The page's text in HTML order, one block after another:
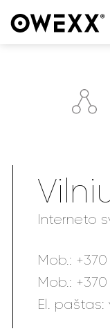
Interneto
Mob.:
Mob.:
El. paštas: